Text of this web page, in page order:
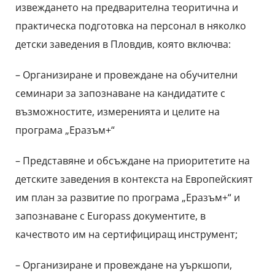
извеждането на предварителна теоритична и
практическа подготовка на персонал в няколко
детски заведения в Пловдив, която включва:
– Организиране и провеждане на обучителни
семинари за запознаване на кандидатите с
възможностите, измеренията и целите на
програма „Еразъм+“
– Представяне и обсъждане на приоритетите на
детските заведения в контекста на Европейският
им план за развитие по програма „Еразъм+“ и
запознаване с Europass документите, в
качеството им на сертифициращ инструмент;
– Организиране и провеждане на уъркшопи,